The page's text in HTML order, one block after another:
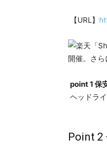
【URL】
point 1 保
ヘッドラ
Point 2